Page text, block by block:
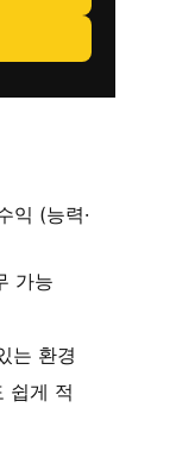
익 (능력·
가능
는 환경
쉽게 적